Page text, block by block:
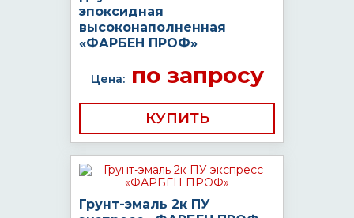
эпоксидная
высоконаполненная
«ФАРБЕН ПРОФ»
Цена:по запросу
КУПИТЬ
Грунт-эмаль 2к ПУ